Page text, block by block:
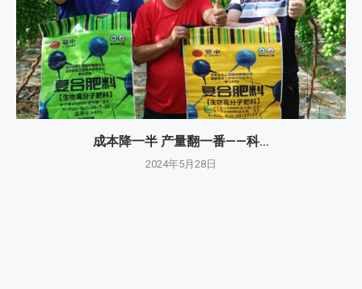
成本降一半 产量翻一番——科...
2024年5月28日